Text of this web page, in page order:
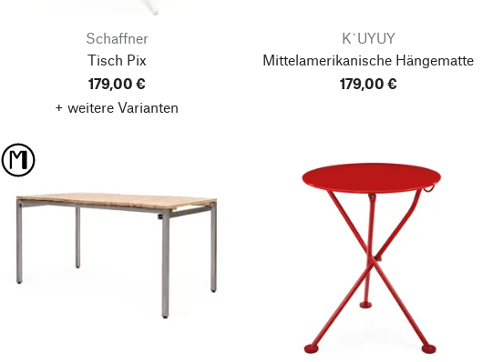
Schaffner
Tisch Pix
179,00 €
+ weitere Varianten
K`UYUY
Mittelamerikanische Hängematte
179,00 €